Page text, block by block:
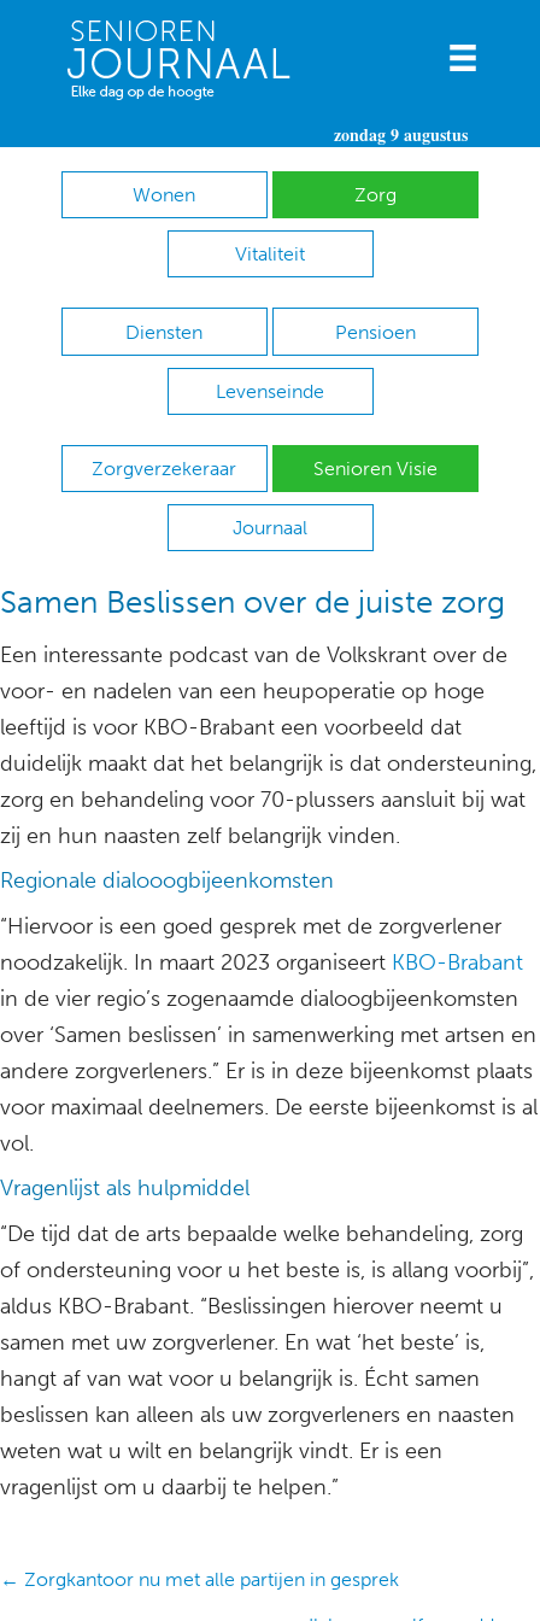
zondag 9 augustus
Wonen Zorg
Vitaliteit
Diensten Pensioen
Levenseinde
Zorgverzekeraar Senioren Visie
Journaal
Samen Beslissen over de juiste zorg
Een interessante podcast van de Volkskrant over de
voor- en nadelen van een heupoperatie op hoge
leeftijd is voor KBO-Brabant een voorbeeld dat
duidelijk maakt dat het belangrijk is dat ondersteuning,
zorg en behandeling voor 70-plussers aansluit bij wat
zij en hun naasten zelf belangrijk vinden.
Regionale dialooogbijeenkomsten
“Hiervoor is een goed gesprek met de zorgverlener
noodzakelijk. In maart 2023 organiseert KBO-Brabant
in de vier regio’s zogenaamde dialoogbijeenkomsten
over ‘Samen beslissen’ in samenwerking met artsen en
andere zorgverleners.” Er is in deze bijeenkomst plaats
voor maximaal deelnemers. De eerste bijeenkomst is al
vol.
Vragenlijst als hulpmiddel
“De tijd dat de arts bepaalde welke behandeling, zorg
of ondersteuning voor u het beste is, is allang voorbij”,
aldus KBO-Brabant. “Beslissingen hierover neemt u
samen met uw zorgverlener. En wat ‘het beste’ is,
hangt af van wat voor u belangrijk is. Écht samen
beslissen kan alleen als uw zorgverleners en naasten
weten wat u wilt en belangrijk vindt. Er is een
vragenlijst om u daarbij te helpen.”
Posts
← Zorgkantoor nu met alle partijen in gesprek